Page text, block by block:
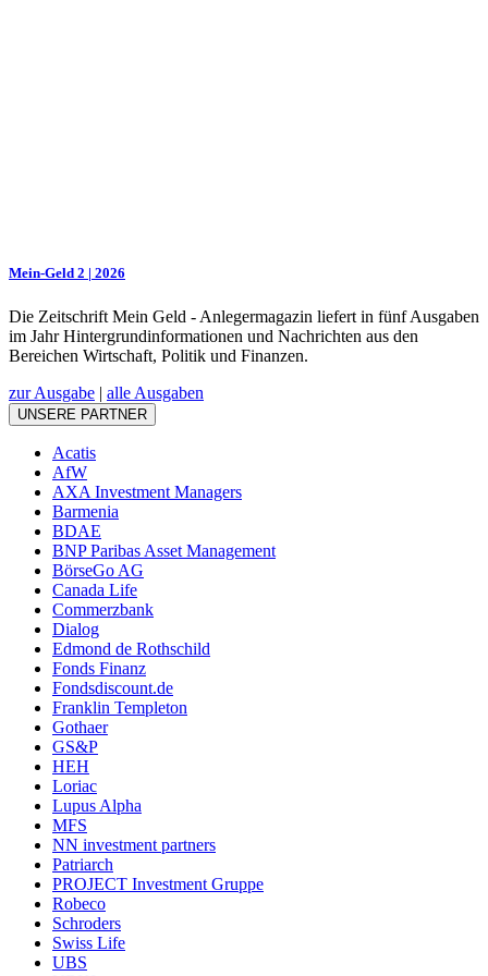
Mein-Geld 2 | 2026
Die Zeitschrift Mein Geld - Anlegermagazin liefert in fünf Ausgaben
im Jahr Hintergrundinformationen und Nachrichten aus den
Bereichen Wirtschaft, Politik und Finanzen.
zur Ausgabe | alle Ausgaben
UNSERE PARTNER
Acatis
AfW
AXA Investment Managers
Barmenia
BDAE
BNP Paribas Asset Management
BörseGo AG
Canada Life
Commerzbank
Dialog
Edmond de Rothschild
Fonds Finanz
Fondsdiscount.de
Franklin Templeton
Gothaer
GS&P
HEH
Loriac
Lupus Alpha
MFS
NN investment partners
Patriarch
PROJECT Investment Gruppe
Robeco
Schroders
Swiss Life
UBS